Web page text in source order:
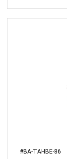
#BA-TAHBE-86